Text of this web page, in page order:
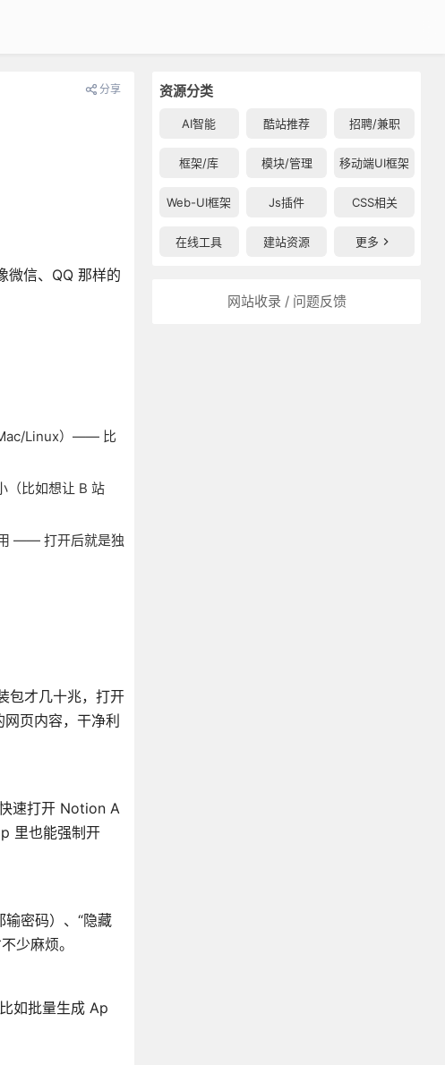
资源分类
AI智能 酷站推荐 招聘/兼职
框架/库 模块/管理 移动端UI框架
Web-UI框架 Js插件 CSS相关
在线工具 建站资源 更多
网站收录 / 问题反馈
分享
微信、QQ 那样的
Mac/Linux）—— 比
（比如想让 B 站
用 —— 打开后就是独
包才几十兆，打开
页内容，干净利
速打开 Notion A
里也能强制开
密码）、“隐藏
少麻烦。
如批量生成 Ap